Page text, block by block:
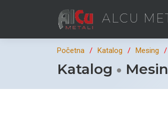
ALCU
Početna Katalog Mesing
Katalog